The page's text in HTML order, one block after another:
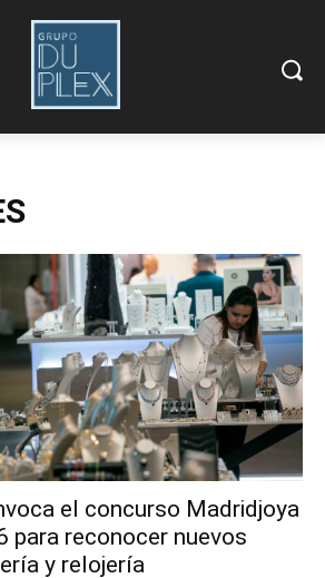
el concurso Madridjoya
para reconocer nuevos
y relojería